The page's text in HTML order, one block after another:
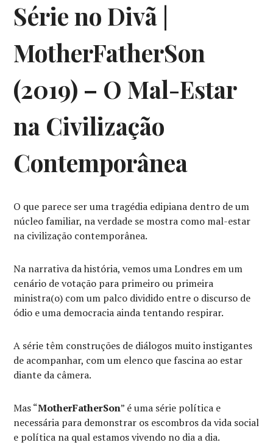
SÉRIES
DE
SÉRIES
NO
Série no Divã |
MotherFatherSon
(2019) – O Mal-Estar
na Civilização
Contemporânea
O que parece ser uma tragédia edipiana dentro de um
núcleo familiar, na verdade se mostra como mal-estar
na civilização contemporânea.
Na narrativa da história, vemos uma Londres em um
cenário de votação para primeiro ou primeira
ministra(o) com um palco dividido entre o discurso de
ódio e uma democracia ainda tentando respirar.
A série têm construções de diálogos muito instigantes
de acompanhar, com um elenco que fascina ao estar
diante da câmera.
Mas “MotherFatherSon” é uma série política e
necessária para demonstrar os escombros da vida social
e política na qual estamos vivendo no dia a dia.